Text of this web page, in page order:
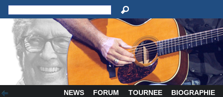
NEWS FORUM TOURNEE BIOGRAPHIE